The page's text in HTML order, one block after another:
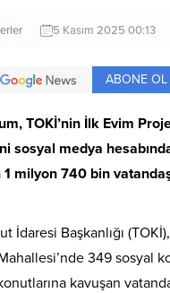
5 Kasım 2025 00:13
ABONE OL
TOKİ’nin İlk Evim
sosyal medya
740 bin
İdaresi Başkanlığı
349 sosyal
kavuşan